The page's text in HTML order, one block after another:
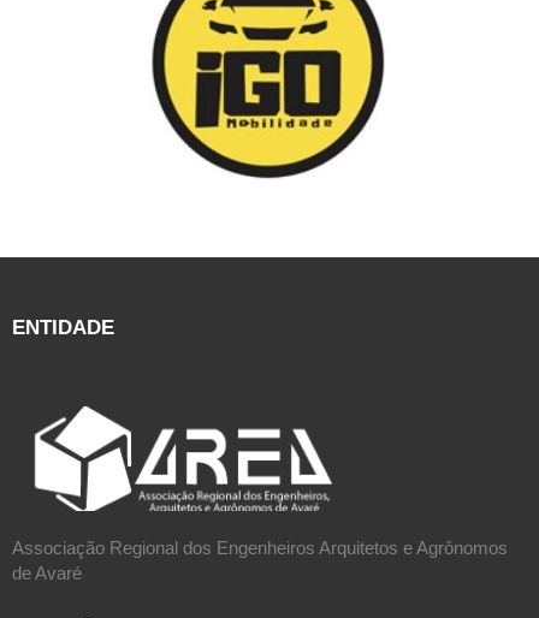
ENTIDADE
Associação Regional dos Engenheiros Arquitetos e Agrônomos
de Avaré